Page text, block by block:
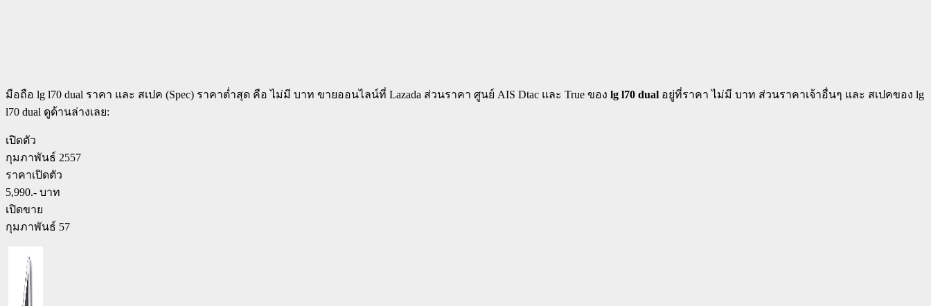
มือถือ lg l70 dual ราคา และ สเปค (Spec) ราคาต่ำสุด คือ ไม่มี บาท ขายออนไลน์ที่ Lazada ส่วนราคา ศูนย์ AIS Dtac และ True ของ lg l70 dual อยู่ที่ราคา ไม่มี บาท ส่วนราคาเจ้าอื่นๆ และ สเปคของ lg
l70 dual ดูด้านล่างเลย:
เปิดตัว
กุมภาพันธ์ 2557
ราคาเปิดตัว
5,990.- บาท
เปิดขาย
กุมภาพันธ์ 57